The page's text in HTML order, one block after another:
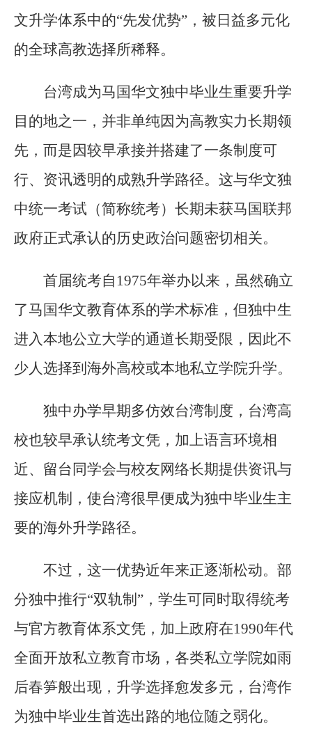
文升学体系中的“先发优势”，被日益多元化
的全球高教选择所稀释。
台湾成为马国华文独中毕业生重要升学
目的地之一，并非单纯因为高教实力长期领
先，而是因较早承接并搭建了一条制度可
行、资讯透明的成熟升学路径。这与华文独
中统一考试（简称统考）长期未获马国联邦
政府正式承认的历史政治问题密切相关。
首届统考自1975年举办以来，虽然确立
了马国华文教育体系的学术标准，但独中生
进入本地公立大学的通道长期受限，因此不
少人选择到海外高校或本地私立学院升学。
独中办学早期多仿效台湾制度，台湾高
校也较早承认统考文凭，加上语言环境相
近、留台同学会与校友网络长期提供资讯与
接应机制，使台湾很早便成为独中毕业生主
要的海外升学路径。
不过，这一优势近年来正逐渐松动。部
分独中推行“双轨制”，学生可同时取得统考
与官方教育体系文凭，加上政府在1990年代
全面开放私立教育市场，各类私立学院如雨
后春笋般出现，升学选择愈发多元，台湾作
为独中毕业生首选出路的地位随之弱化。